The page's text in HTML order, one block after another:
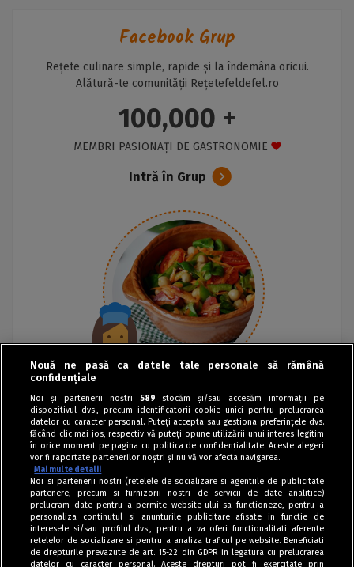
Facebook Grup
Rețete culinare simple, rapide și la îndemâna oricui.
Alătură-te comunității Rețetefeldefel.ro
100,000 +
MEMBRI PASIONAȚI DE GASTRONOMIE
Intră în Grup
Nouă ne pasă ca datele tale personale să rămână
confidențiale
Noi și partenerii noștri 589 stocăm și/sau accesăm informații pe
dispozitivul dvs., precum identificatorii cookie unici pentru prelucrarea
datelor cu caracter personal. Puteți accepta sau gestiona preferințele dvs.
făcând clic mai jos, respectiv vă puteți opune utilizării unui interes legitim
în orice moment pe pagina cu politica de confidențialitate. Aceste alegeri
vor fi raportate partenerilor noștri și nu vă vor afecta navigarea.
Mai multe detalii
Noi si partenerii nostri (retelele de socializare si agentiile de publicitate
partenere, precum si furnizorii nostri de servicii de date analitice)
prelucram date pentru a permite website-ului sa functioneze, pentru a
personaliza continutul si anunturile publicitare afisate in functie de
interesele si/sau profilul dvs., pentru a va oferi functionalitati aferente
retelelor de socializare si pentru a analiza traficul pe website. Beneficiati
de drepturile prevazute de art. 15-22 din GDPR in legatura cu prelucrarea
datelor cu caracter personal. Aceste drepturi pot fi exercitate prin